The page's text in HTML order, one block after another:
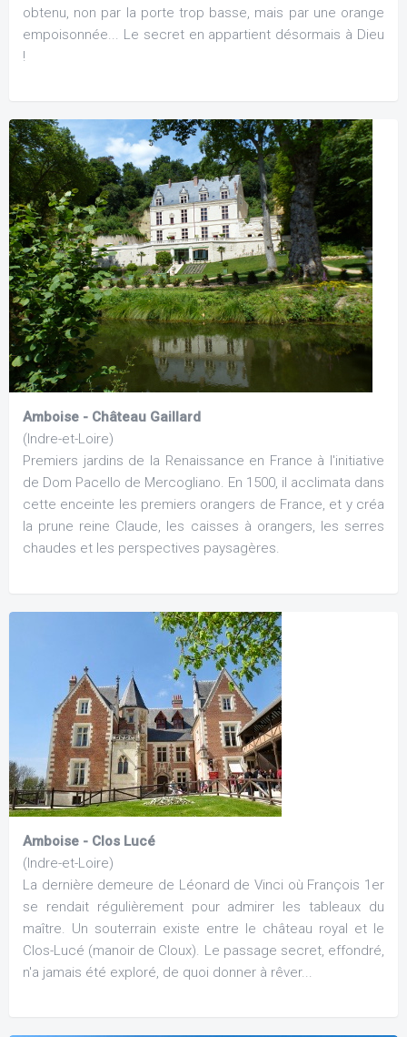
obtenu, non par la porte trop basse, mais par une orange
empoisonnée... Le secret en appartient désormais à Dieu
!
Amboise - Château Gaillard
(Indre-et-Loire)
Premiers jardins de la Renaissance en France à l'initiative
de Dom Pacello de Mercogliano. En 1500, il acclimata dans
cette enceinte les premiers orangers de France, et y créa
la prune reine Claude, les caisses à orangers, les serres
chaudes et les perspectives paysagères.
Amboise - Clos Lucé
(Indre-et-Loire)
La dernière demeure de Léonard de Vinci où François 1er
se rendait régulièrement pour admirer les tableaux du
maître. Un souterrain existe entre le château royal et le
Clos-Lucé (manoir de Cloux). Le passage secret, effondré,
n'a jamais été exploré, de quoi donner à rêver...